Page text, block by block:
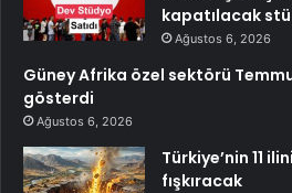
kapatılacak
Ağustos 6, 2026
Güney Afrika özel sektörü
gösterdi
Ağustos 6, 2026
Türkiye’nin 11
fışkıracak